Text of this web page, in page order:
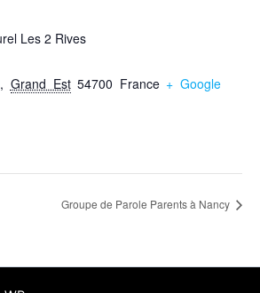
Les 2 Rives
, Grand Est 54700 France + Google
Groupe de Parole Parents à Nancy